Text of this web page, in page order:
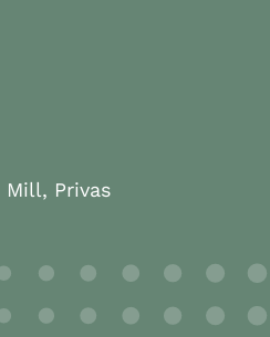
Mill, Privas